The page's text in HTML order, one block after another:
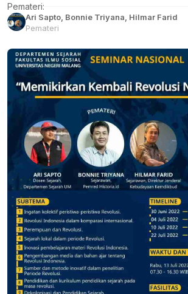
Pemateri:
Ari Sapto, Bonnie Triyana, Hilmar Farid
Pemateri